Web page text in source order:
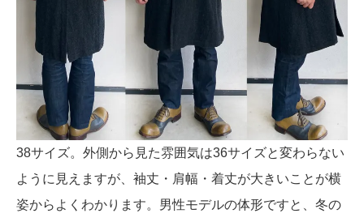
38サイズ。外側から見た雰囲気は36サイズと変わらない
ように見えますが、袖丈・肩幅・着丈が大きいことが横
姿からよくわかります。男性モデルの体形ですと、冬の